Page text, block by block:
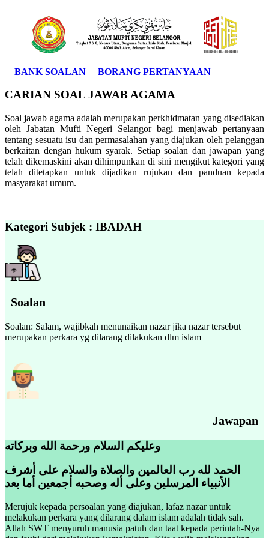
BANK SOALAN BORANG PERTANYAAN
CARIAN SOAL JAWAB AGAMA
Soal jawab agama adalah merupakan perkhidmatan yang disediakan
oleh Jabatan Mufti Negeri Selangor bagi menjawab pertanyaan
tentang sesuatu isu dan permasalahan yang diajukan oleh pelanggan
berkaitan dengan hukum syarak. Setiap soalan dan jawapan yang
telah dikemaskini akan dihimpunkan di sini mengikut kategori yang
telah ditetapkan untuk dijadikan rujukan dan panduan kepada
masyarakat umum.
Kategori Subjek : IBADAH
Soalan
Soalan: Salam, wajibkah menunaikan nazar jika nazar tersebut
merupakan perkara yg dilarang dilakukan dlm islam
Jawapan
الحمد لله رب العالمين والصلاة والسلام على أشرف
الأنبياء المرسلين وعلى أله وصحبه أجمعين أما بعد
Merujuk kepada persoalan yang diajukan, lafaz nazar untuk
melakukan perkara yang dilarang dalam islam adalah tidak sah.
Allah SWT menyuruh manusia patuh dan taat kepada perintah-Nya